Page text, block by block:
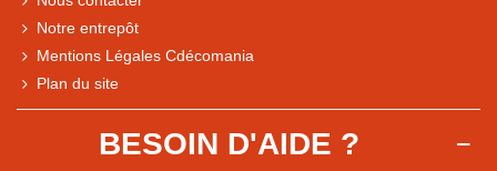
Notre entrepôt
Mentions Légales Cdécomania
Plan du site
BESOIN D'AIDE ?